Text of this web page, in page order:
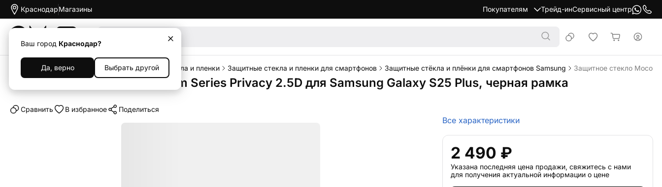
Краснодар
Ваш город Краснодар?
Да, верно Выбрать другой
Магазины Покупателям Трейд-инСервисный центр
Каталог Аксессуары Защитные стекла и пленки Защитные стекла и пленки для смартфонов Защитные стёкла и плёнки для смартфонов Samsung Защитное стекло Mocoll
Защитное стекло Mocoll Gram Series Privacy 2.5D для Samsung Galaxy S25 Plus, черная рамка
Cравнить В избранное Поделиться
Все характеристики
2 490 ₽
Указана последняя цена продажи, свяжитесь с нами
для получения актуальной информации о цене